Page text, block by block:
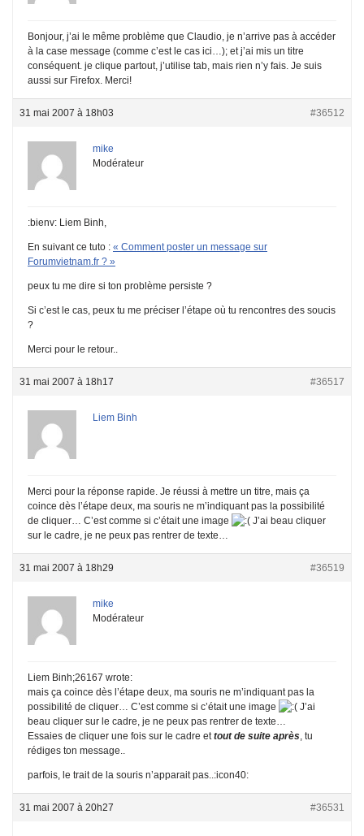
Bonjour, j’ai le même problème que Claudio, je n’arrive pas à accéder
à la case message (comme c’est le cas ici…); et j’ai mis un titre
conséquent. je clique partout, j’utilise tab, mais rien n’y fais. Je suis
aussi sur Firefox. Merci!
31 mai 2007 à 18h03 #36512
mike
Modérateur
:bienv: Liem Binh,
En suivant ce tuto : « Comment poster un message sur
Forumvietnam.fr ? »
peux tu me dire si ton problème persiste ?
Si c’est le cas, peux tu me préciser l’étape où tu rencontres des soucis
?
Merci pour le retour..
31 mai 2007 à 18h17 #36517
Liem Binh
Merci pour la réponse rapide. Je réussi à mettre un titre, mais ça
coince dès l’étape deux, ma souris ne m’indiquant pas la possibilité
de cliquer… C’est comme si c’était une image
J’ai beau cliquer
sur le cadre, je ne peux pas rentrer de texte…
31 mai 2007 à 18h29 #36519
mike
Modérateur
Liem Binh;26167 wrote:
mais ça coince dès l’étape deux, ma souris ne m’indiquant pas la
possibilité de cliquer… C’est comme si c’était une image
J’ai
beau cliquer sur le cadre, je ne peux pas rentrer de texte…
Essaies de cliquer une fois sur le cadre et tout de suite après , tu
rédiges ton message..
parfois, le trait de la souris n’apparait pas..:icon40:
31 mai 2007 à 20h27 #36531